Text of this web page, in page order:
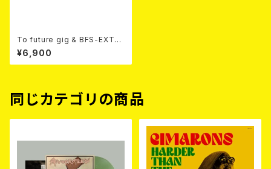
To future gig & BFS-EXTR
A 反戦-ロックとアート (TICK
ET)
¥6,900
同じカテゴリの商品